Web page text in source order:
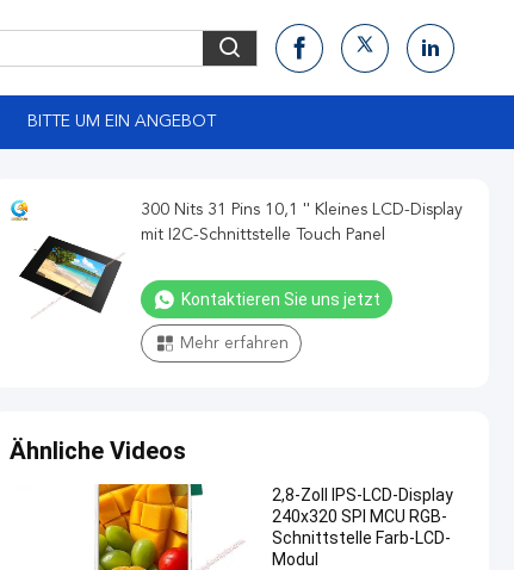
BITTE UM EIN ANGEBOT
300 Nits 31 Pins 10,1 '' Kleines LCD-Display
mit I2C-Schnittstelle Touch Panel
Kontaktieren Sie uns jetzt
Mehr erfahren
Ähnliche Videos
2,8-Zoll IPS-LCD-Display
240x320 SPI MCU RGB-
Schnittstelle Farb-LCD-
Modul